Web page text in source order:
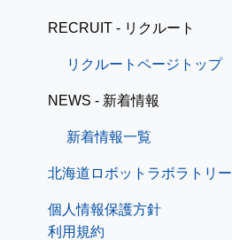
RECRUIT - リクルート
リクルートページトップ
NEWS - 新着情報
新着情報一覧
北海道ロボットラボラトリー
個人情報保護方針
利用規約